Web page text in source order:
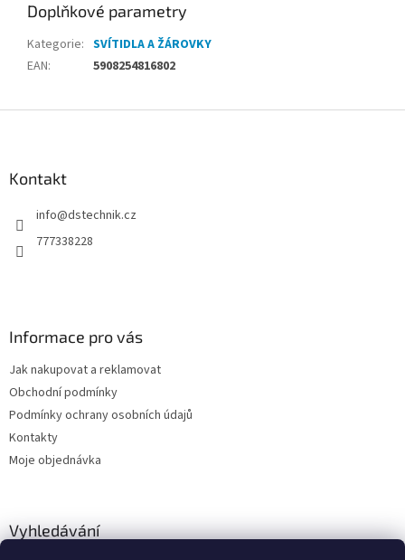
Doplňkové parametry
Kategorie: SVÍTIDLA A ŽÁROVKY
EAN: 5908254816802
Kontakt
info@dstechnik.cz
777338228
Informace pro vás
Jak nakupovat a reklamovat
Obchodní podmínky
Podmínky ochrany osobních údajů
Kontakty
Moje objednávka
Vyhledávání